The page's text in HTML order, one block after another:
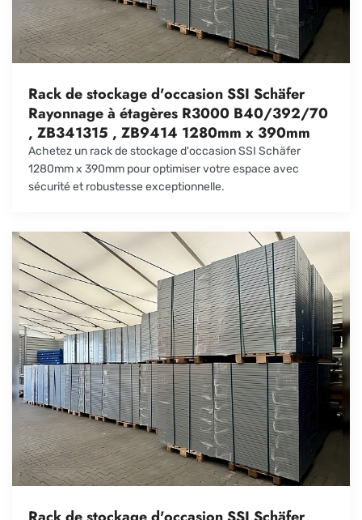
Rack de stockage d'occasion SSI Schäfer
Rayonnage à étagères R3000 B40/392/70
, ZB341315 , ZB9414 1280mm x 390mm
Achetez un rack de stockage d'occasion SSI Schäfer
1280mm x 390mm pour optimiser votre espace avec
sécurité et robustesse exceptionnelle.